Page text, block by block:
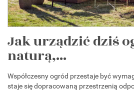
Jak urządzić dziś
naturą,...
Współczesny ogród przestaje być
staje się dopracowaną przestrzenią